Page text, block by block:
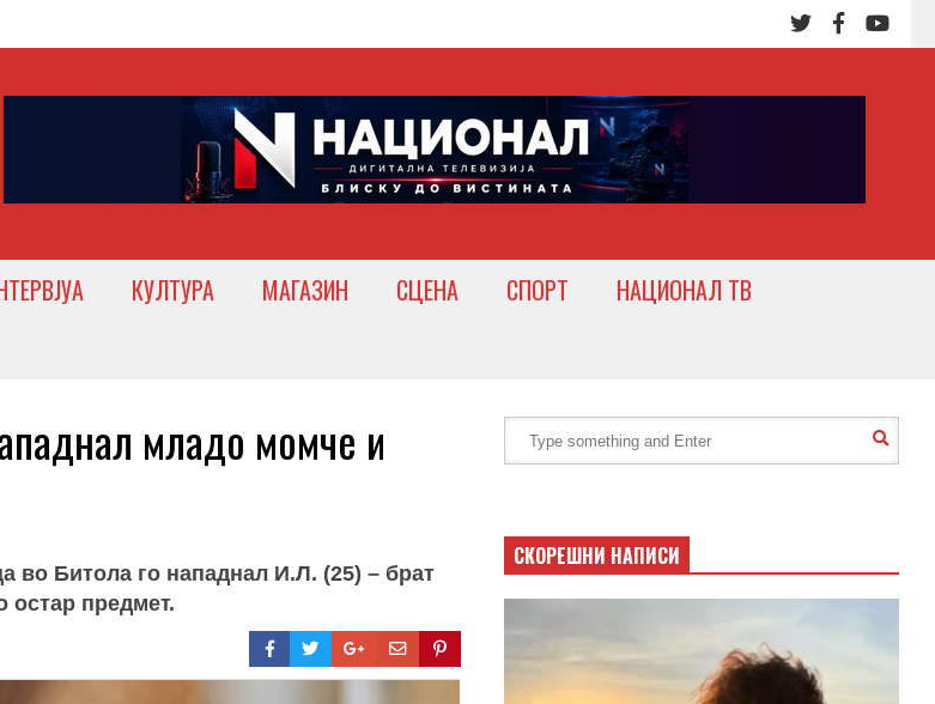
КУЛТУРА МАГАЗИН СЦЕНА СПОРТ
НАЦИОНАЛ ТВ
младо момче и
во Битола го нападнал И.Л. (25) – брат
остар предмет.
СКОРЕШНИ НАПИСИ